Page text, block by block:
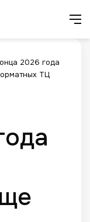
2026 года
ТЦ